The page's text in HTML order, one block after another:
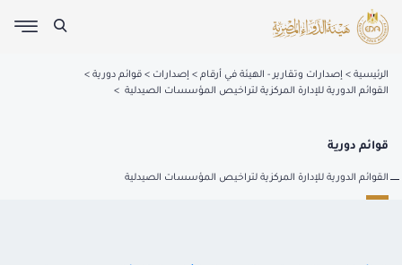
الرئيسية إصدارات وتقارير - الهيئة في أرقام إصدارات
قوائم دورية
القوائم الدورية للإدارة المركزية لتراخيص المؤسسات الصيدلية
قوائم دورية
القوائم الدورية للإدارة المركزية لتراخيص المؤسسات الصيدلية